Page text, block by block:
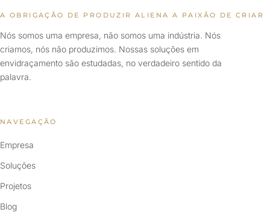
A OBRIGAÇÃO DE PRODUZIR ALIENA A PAIXÃO DE CRIAR
Nós somos uma empresa, não somos uma indústria. Nós
criamos, nós não produzimos. Nossas soluções em
envidraçamento são estudadas, no verdadeiro sentido da
palavra.
NAVEGAÇÃO
Empresa
Soluções
Projetos
Blog